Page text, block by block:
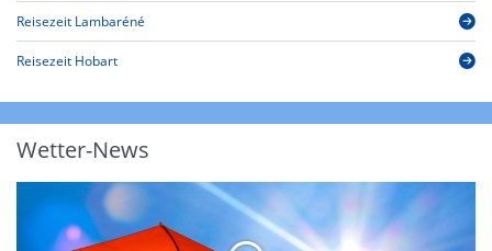
Reisezeit Lambaréné
Reisezeit Hobart
Wetter-News